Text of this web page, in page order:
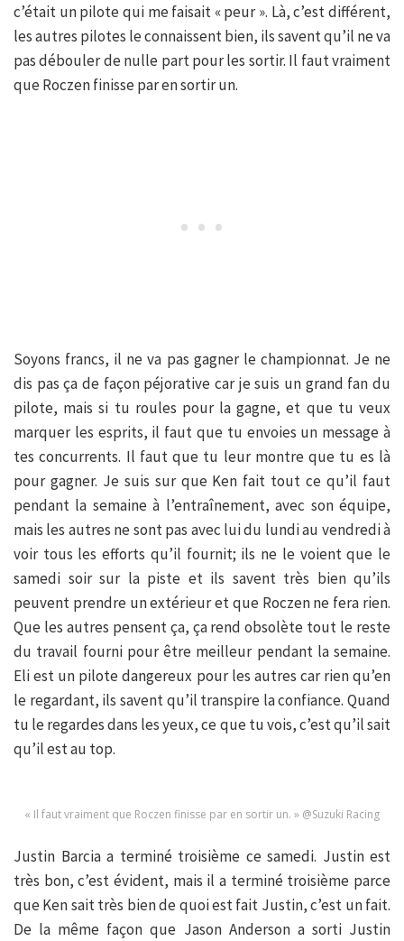
c’était un pilote qui me faisait « peur ». Là, c’est différent,
les autres pilotes le connaissent bien, ils savent qu’il ne va
pas débouler de nulle part pour les sortir. Il faut vraiment
que Roczen finisse par en sortir un.
Soyons francs, il ne va pas gagner le championnat. Je ne
dis pas ça de façon péjorative car je suis un grand fan du
pilote, mais si tu roules pour la gagne, et que tu veux
marquer les esprits, il faut que tu envoies un message à
tes concurrents. Il faut que tu leur montre que tu es là
pour gagner. Je suis sur que Ken fait tout ce qu’il faut
pendant la semaine à l’entraînement, avec son équipe,
mais les autres ne sont pas avec lui du lundi au vendredi à
voir tous les efforts qu’il fournit; ils ne le voient que le
samedi soir sur la piste et ils savent très bien qu’ils
peuvent prendre un extérieur et que Roczen ne fera rien.
Que les autres pensent ça, ça rend obsolète tout le reste
du travail fourni pour être meilleur pendant la semaine.
Eli est un pilote dangereux pour les autres car rien qu’en
le regardant, ils savent qu’il transpire la confiance. Quand
tu le regardes dans les yeux, ce que tu vois, c’est qu’il sait
qu’il est au top.
« Il faut vraiment que Roczen finisse par en sortir un. » @Suzuki Racing
Justin Barcia a terminé troisième ce samedi. Justin est
très bon, c’est évident, mais il a terminé troisième parce
que Ken sait très bien de quoi est fait Justin, c’est un fait.
De la même façon que Jason Anderson a sorti Justin